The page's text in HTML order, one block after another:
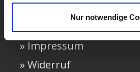
Nur notwendige
» Häufige Fragen
» Impressum
» Widerruf